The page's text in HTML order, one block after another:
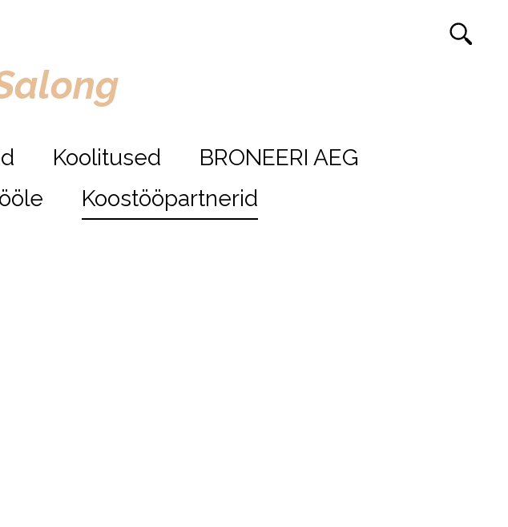
Koolitused
BRONEERI AEG
Koostööpartnerid